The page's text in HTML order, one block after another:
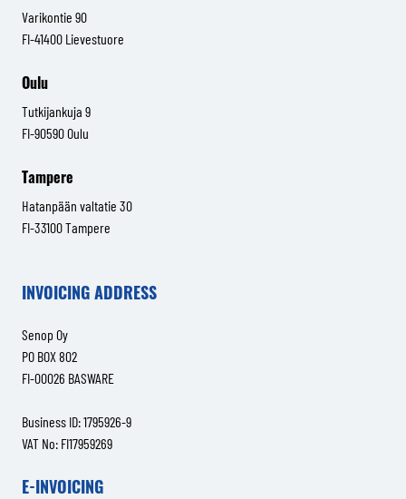
Varikontie 90
FI-41400 Lievestuore
Oulu
Tutkijankuja 9
FI-90590 Oulu
Tampere
Hatanpään valtatie 30
FI-33100 Tampere
INVOICING ADDRESS
Senop Oy
PO BOX 802
FI-00026 BASWARE
Business ID: 1795926-9
VAT No: FI17959269
E-INVOICING